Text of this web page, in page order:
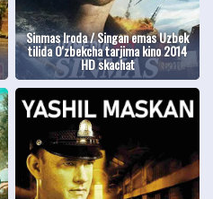
Sinmas Iroda / Singan emas Uzbek
tilida O'zbekcha tarjima kino 2014
HD skachat